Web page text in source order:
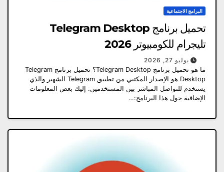
البرامج الاجتماعية
تحميل برنامج Telegram Desktop
تليجرام للكومبيوتر 2026
يوليو 27, 2026
ما هو تحميل برنامج Telegram Desktop؟ تحميل برنامج Telegram
Desktop هو الإصدار المكتبي من تطبيق Telegram الشهير والذي
يستخدم للتواصل المباشر بين المستخدمين. إليك بعض المعلومات
الإضافية حول هذا البرنامج:…